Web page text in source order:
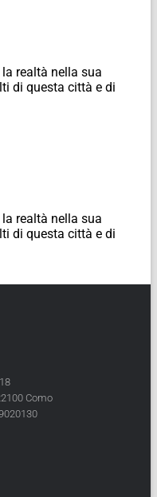
realtà nella sua
di questa città e di
realtà nella sua
di questa città e di
Como